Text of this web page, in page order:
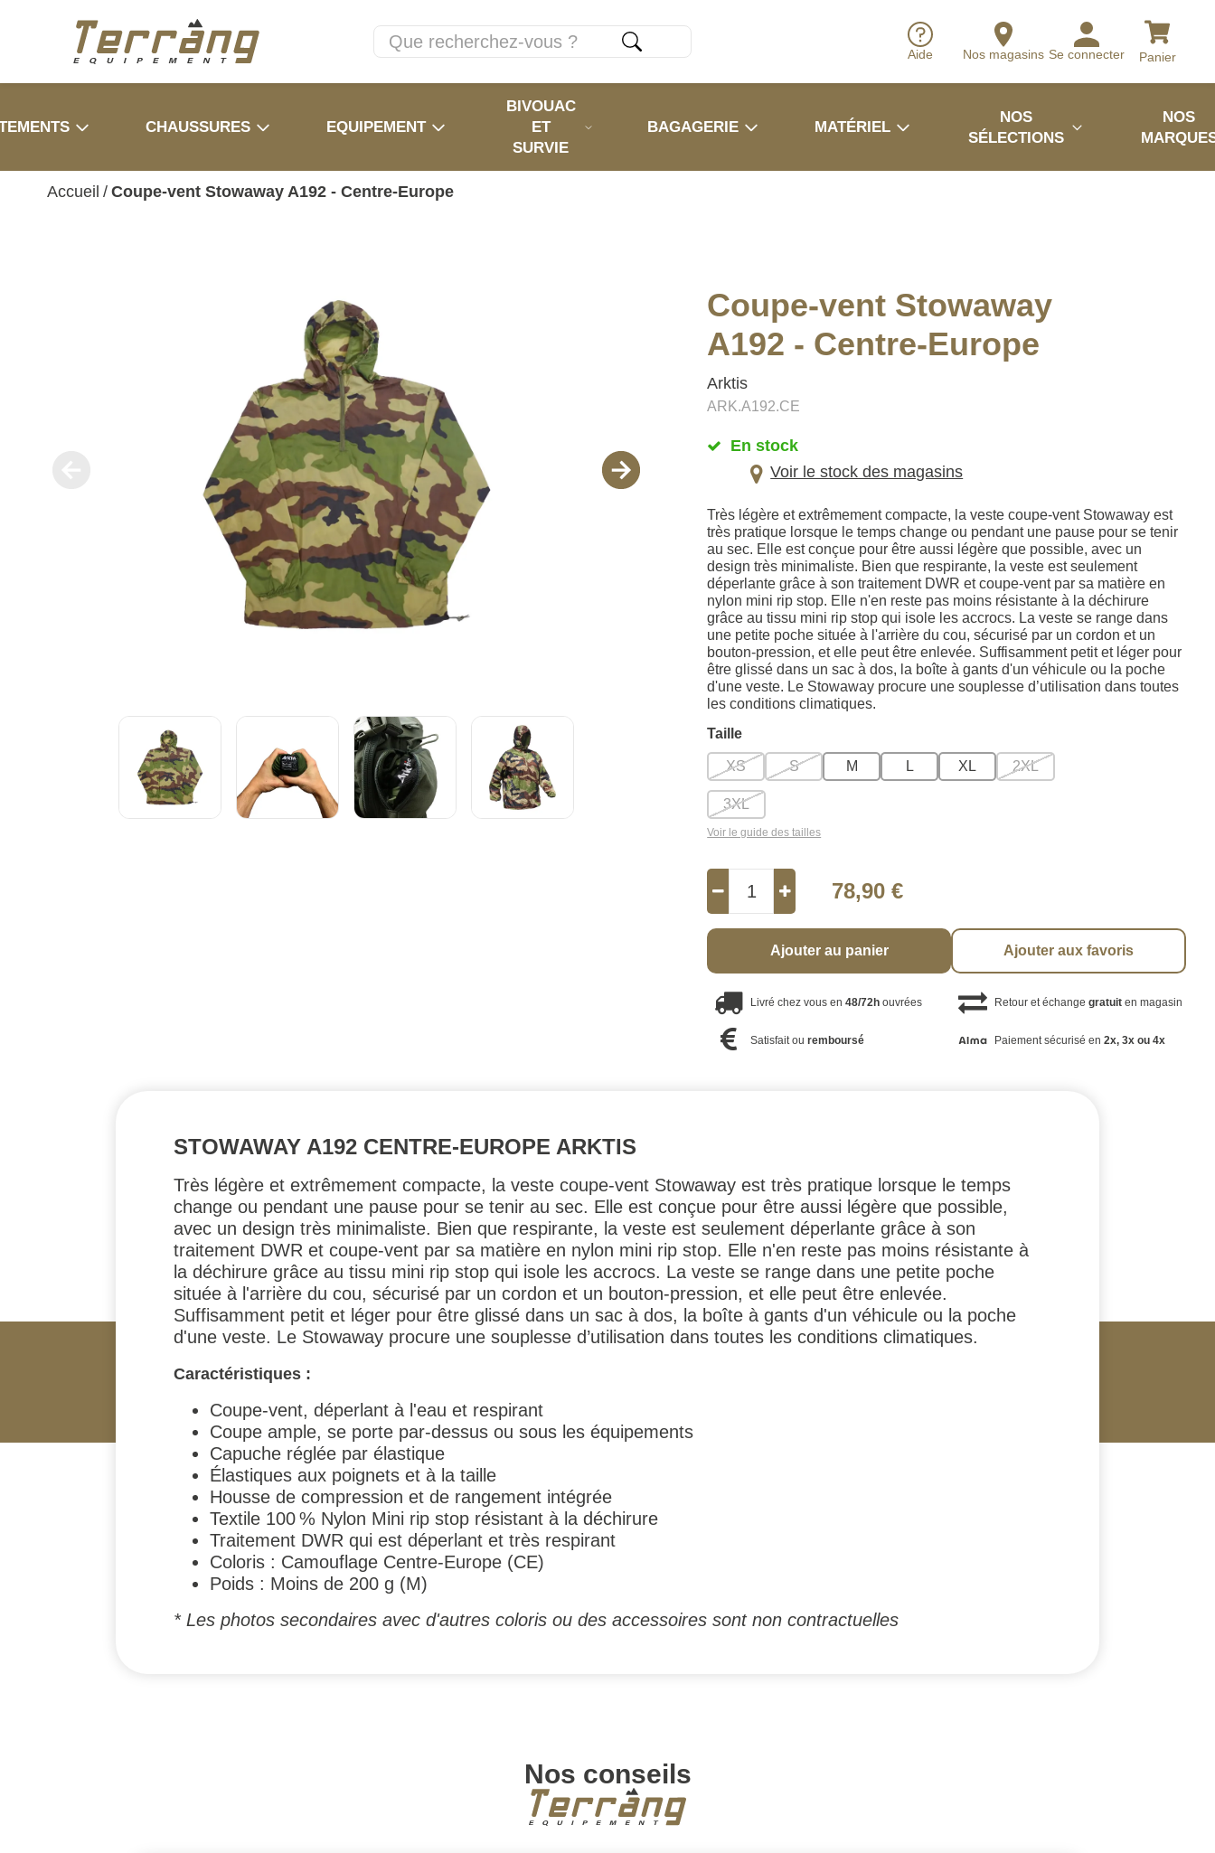
Aide Nos magasins Se connecter Panier
CHAUSSURES EQUIPEMENT
BIVOUAC
ET
SURVIE
BAGAGERIE MATÉRIEL
NOS
SÉLECTIONS
NOS
Accueil / Coupe-vent Stowaway A192 - Centre-Europe
Coupe-vent Stowaway
A192 - Centre-Europe
Arktis
ARK.A192.CE
En stock
Voir le stock des magasins
Très légère et extrêmement compacte, la veste coupe-vent Stowaway est
très pratique lorsque le temps change ou pendant une pause pour se tenir
au sec. Elle est conçue pour être aussi légère que possible, avec un
design très minimaliste. Bien que respirante, la veste est seulement
déperlante grâce à son traitement DWR et coupe-vent par sa matière en
nylon mini rip stop. Elle n'en reste pas moins résistante à la déchirure
grâce au tissu mini rip stop qui isole les accrocs. La veste se range dans
une petite poche située à l'arrière du cou, sécurisé par un cordon et un
bouton-pression, et elle peut être enlevée. Suffisamment petit et léger pour
être glissé dans un sac à dos, la boîte à gants d'un véhicule ou la poche
d'une veste. Le Stowaway procure une souplesse d’utilisation dans toutes
les conditions climatiques.
Taille
XS S M L XL 2XL
3XL
Voir le guide des tailles
78,90 €
Ajouter au panier Ajouter aux favoris
Livré chez vous en48/72h ouvrées Retour et échange gratuiten magasin
Satisfait ouremboursé Paiement sécurisé en 2x, 3x ou 4x
STOWAWAY A192 CENTRE-EUROPE ARKTIS
Très légère et extrêmement compacte, la veste coupe-vent Stowaway est très pratique lorsque le temps
change ou pendant une pause pour se tenir au sec. Elle est conçue pour être aussi légère que possible,
avec un design très minimaliste. Bien que respirante, la veste est seulement déperlante grâce à son
traitement DWR et coupe-vent par sa matière en nylon mini rip stop. Elle n'en reste pas moins résistante à
la déchirure grâce au tissu mini rip stop qui isole les accrocs. La veste se range dans une petite poche
située à l'arrière du cou, sécurisé par un cordon et un bouton-pression, et elle peut être enlevée.
Suffisamment petit et léger pour être glissé dans un sac à dos, la boîte à gants d'un véhicule ou la poche
d'une veste. Le Stowaway procure une souplesse d’utilisation dans toutes les conditions climatiques.
Caractéristiques :
Coupe-vent, déperlant à l'eau et respirant
Coupe ample, se porte par-dessus ou sous les équipements
Capuche réglée par élastique
Élastiques aux poignets et à la taille
Housse de compression et de rangement intégrée
Textile 100 % Nylon Mini rip stop résistant à la déchirure
Traitement DWR qui est déperlant et très respirant
Coloris : Camouflage Centre-Europe (CE)
Poids : Moins de 200 g (M)
* Les photos secondaires avec d'autres coloris ou des accessoires sont non contractuelles
Nos conseils